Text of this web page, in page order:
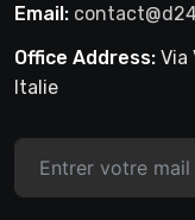
Email:
Office Address: Via
Italie